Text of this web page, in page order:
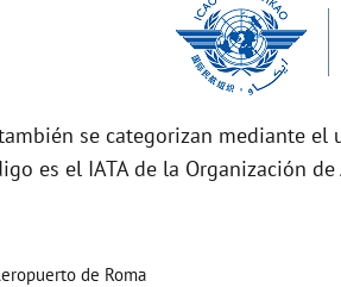
V
i
d
se categorizan mediante
es el IATA de la Organización
de Roma